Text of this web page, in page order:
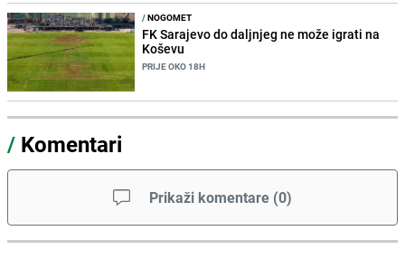
/NOGOMET
FK Sarajevo do daljnjeg ne može igrati na
Koševu
PRIJE OKO 18H
/ Komentari
Prikaži komentare (0)